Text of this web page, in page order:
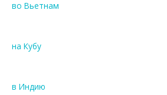
во Вьетнам
на Кубу
в Индию